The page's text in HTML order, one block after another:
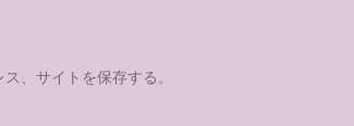
、サイトを保存する。